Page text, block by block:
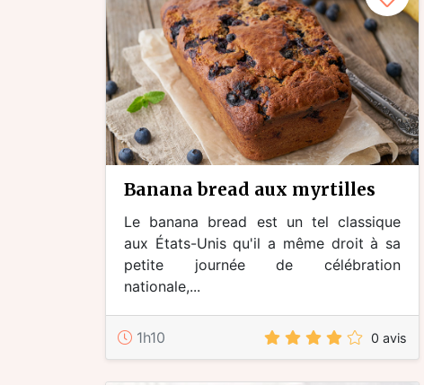
banana bread aux myrtilles
Le banana bread est un tel classique
aux États-Unis qu'il a même droit à sa
petite journée de célébration
nationale,...
1h10 0 avis